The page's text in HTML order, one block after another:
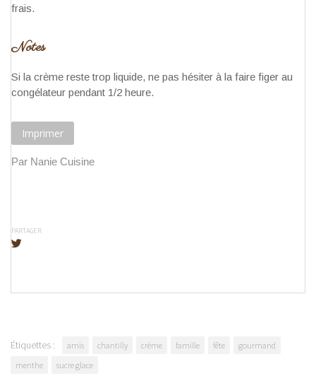
frais.
Notes
Si la crème reste trop liquide, ne pas hésiter à la faire figer au
congélateur pendant 1/2 heure.
Imprimer
Par Nanie Cuisine
PARTAGER
Étiquettes : amis chantilly crème famille fête
gourmand
menthe
sucre glace